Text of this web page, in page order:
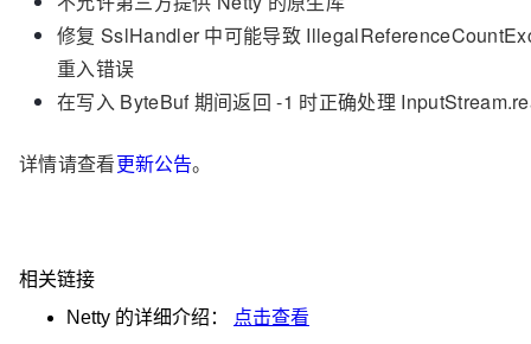
修复 SslHandler 中可能导致
重入错误
在写入 ByteBuf 期间返回 -1 时正确处理
详情请查看更新公告。
相关链接
Netty 的详细介绍：
点击查看